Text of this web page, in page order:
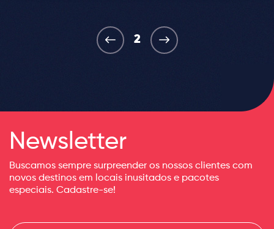
2
Newsletter
Buscamos sempre surpreender os nossos clientes com
novos destinos em locais inusitados e pacotes
especiais. Cadastre-se!
Informe